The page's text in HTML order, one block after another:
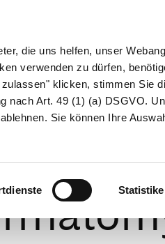
die uns helfen, unser
verwenden zu dürfen,
klicken, stimmen Sie
nach Art. 49 (1) (a) DSGVO.
Sie können Ihre
Naturheilkunde